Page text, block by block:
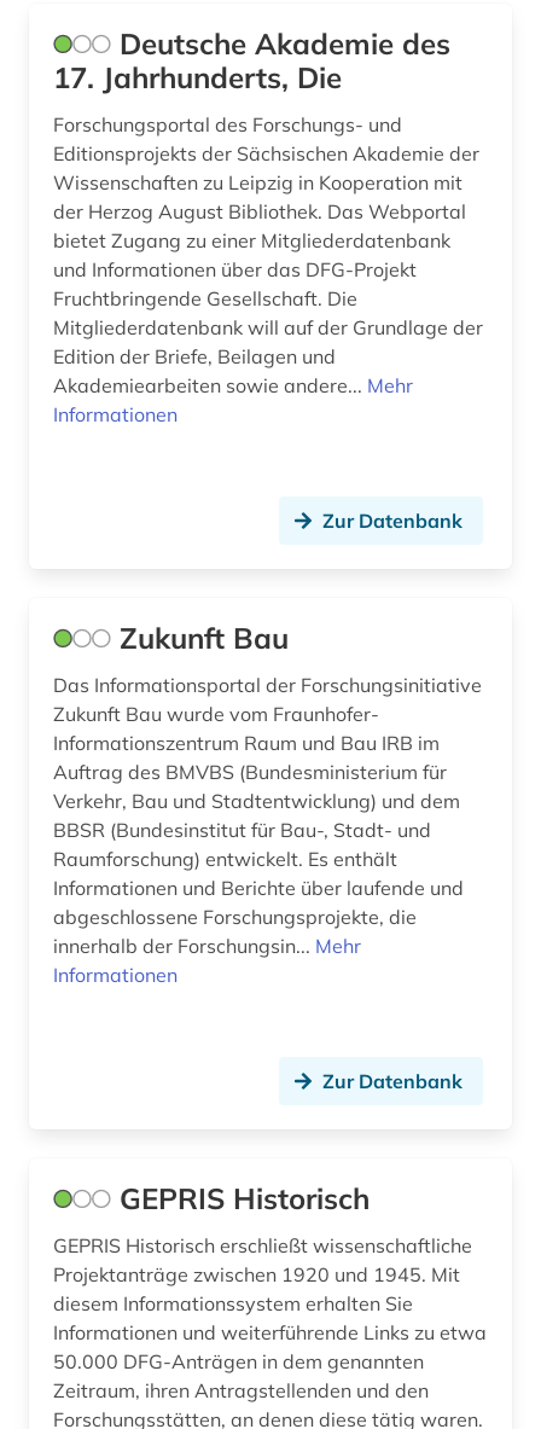
Deutsche Akademie des
17. Jahrhunderts, Die
Forschungsportal des Forschungs- und
Editionsprojekts der Sächsischen Akademie der
Wissenschaften zu Leipzig in Kooperation mit
der Herzog August Bibliothek. Das Webportal
bietet Zugang zu einer Mitgliederdatenbank
und Informationen über das DFG-Projekt
Fruchtbringende Gesellschaft. Die
Mitgliederdatenbank will auf der Grundlage der
Edition der Briefe, Beilagen und
Akademiearbeiten sowie andere... Mehr
Informationen
Zur Datenbank
Zukunft Bau
Das Informationsportal der Forschungsinitiative
Zukunft Bau wurde vom Fraunhofer-
Informationszentrum Raum und Bau IRB im
Auftrag des BMVBS (Bundesministerium für
Verkehr, Bau und Stadtentwicklung) und dem
BBSR (Bundesinstitut für Bau-, Stadt- und
Raumforschung) entwickelt. Es enthält
Informationen und Berichte über laufende und
abgeschlossene Forschungsprojekte, die
innerhalb der Forschungsin... Mehr
Informationen
Zur Datenbank
GEPRIS Historisch
GEPRIS Historisch erschließt wissenschaftliche
Projektanträge zwischen 1920 und 1945. Mit
diesem Informationssystem erhalten Sie
Informationen und weiterführende Links zu etwa
50.000 DFG-Anträgen in dem genannten
Zeitraum, ihren Antragstellenden und den
Forschungsstätten, an denen diese tätig waren.